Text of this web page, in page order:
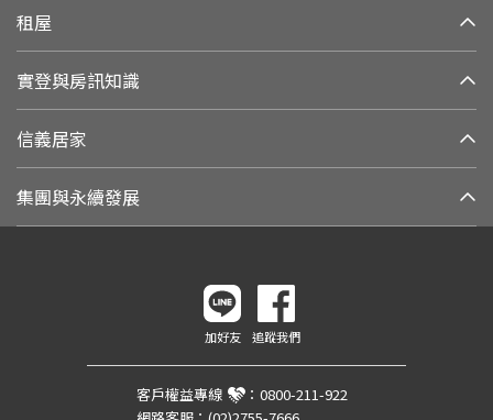
租屋
實登與房訊知識
信義居家
集團與永續發展
加好友 追蹤我們
客戶權益專線 ： 0800-211-922